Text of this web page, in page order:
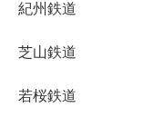
紀州鉄道
芝山鉄道
若桜鉄道